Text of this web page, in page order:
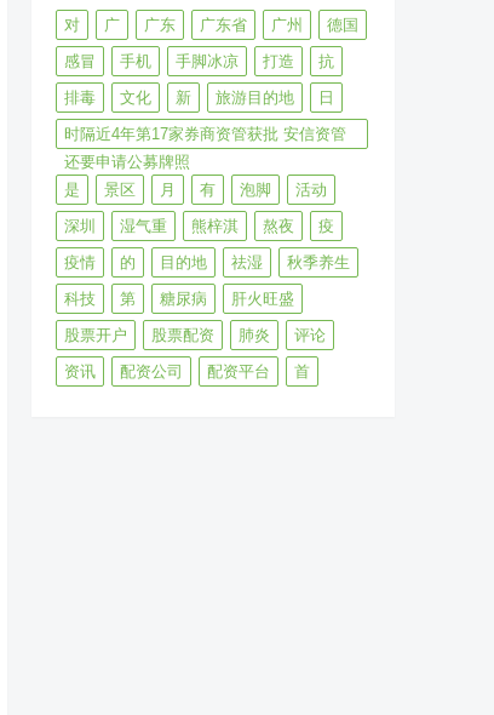
对 广 广东 广东省 广州
德国
感冒
手机 手脚冰凉 打造
抗
排毒
文化 新 旅游目的地
日
时隔近4年第17家券商资管获批 安信资管
还要申请公募牌照
是
景区 月 有 泡脚
活动
深圳
湿气重 熊梓淇 熬夜
疫
疫情
的 目的地 祛湿
秋季养生
科技
第 糖尿病
肝火旺盛
股票开户
股票配资 肺炎
评论
资讯
配资公司 配资平台 首